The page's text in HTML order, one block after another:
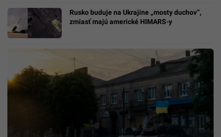
Rusko buduje na Ukrajine „mosty duchov“,
zmiasť majú americké HIMARS-y